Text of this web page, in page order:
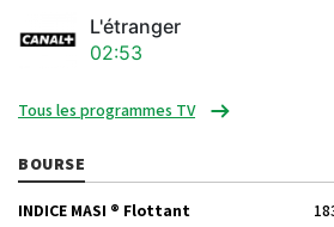
L'étranger
02:53
Tous les programmes TV
BOURSE
INDICE MASI ® Flottant